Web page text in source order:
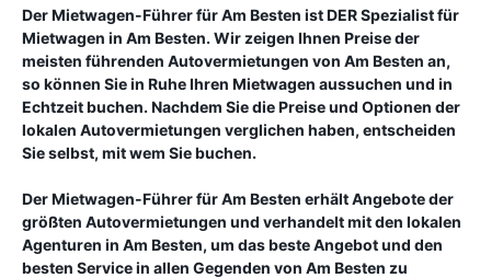
Der Mietwagen-Führer fürAm Besten ist DER Spezialist für
Mietwagen in Am Besten. Wir zeigen Ihnen Preise der
meisten führenden Autovermietungen von Am Besten an,
so können Sie in Ruhe Ihren Mietwagen aussuchen und in
Echtzeit buchen. Nachdem Sie die Preise und Optionen der
lokalen Autovermietungen verglichen haben, entscheiden
Sie selbst, mit wem Sie buchen.
Der Mietwagen-Führer fürAm Besten erhält Angebote der
größten Autovermietungen und verhandelt mit den lokalen
Agenturen in Am Besten, um das beste Angebot und den
besten Service in allen Gegenden von Am Besten zu